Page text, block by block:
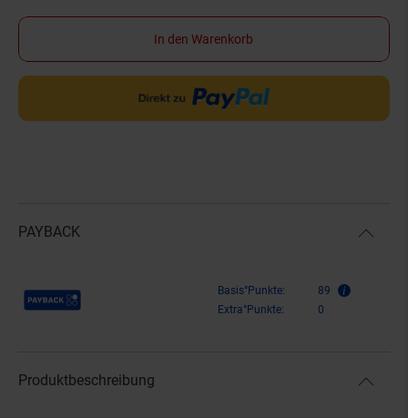
In den Warenkorb
PAYBACK
Payback Punkte Basis°Punkte:
89
Extra°Punkte:
0
Produktbeschreibung